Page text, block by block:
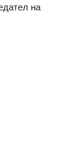
на